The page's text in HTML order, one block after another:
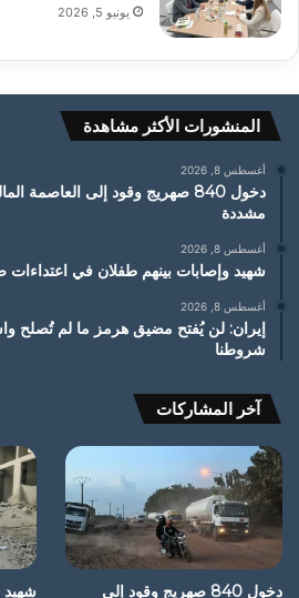
يونيو 5, 2026
المنشورات الأكثر مشاهدة
أغسطس 8, 2026
دخول 840 صهريج وقود إلى العاصمة
مشددة
أغسطس 8, 2026
شهيد وإصابات بينهم طفلان في
أغسطس 8, 2026
إيران: لن يُفتح مضيق هرمز ما لم تُصلح
شروطنا
آخر المشاركات
دخول 840 صهريج وقود إلى شهيد